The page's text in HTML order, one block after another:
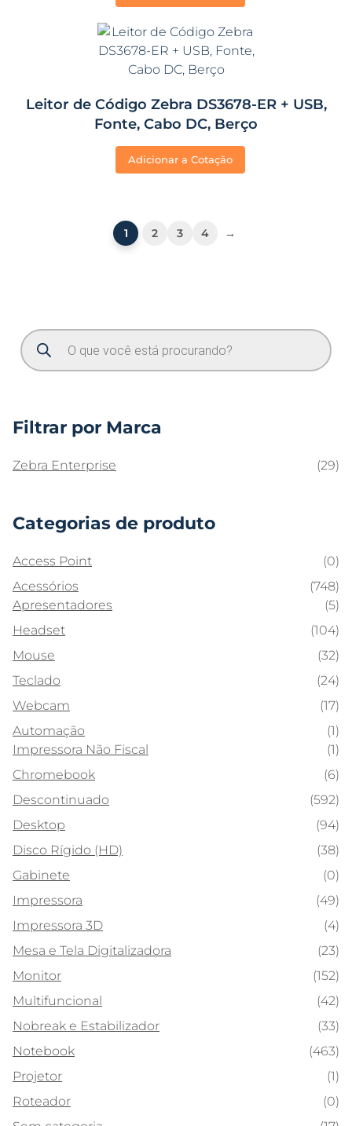
Leitor de Código Zebra DS3678-ER + USB,
Fonte, Cabo DC, Berço
Adicionar a Cotação
1 2 3 4 →
Filtrar por Marca
Zebra Enterprise (29)
Categorias de produto
Access Point
(0)
Acessórios
(748)
Apresentadores
(5)
Headset
(104)
Mouse
(32)
Teclado
(24)
Webcam
(17)
Automação
(1)
Impressora Não Fiscal
(1)
Chromebook
(6)
Descontinuado
(592)
Desktop
(94)
Disco Rígido (HD)
(38)
Gabinete
(0)
Impressora
(49)
Impressora 3D
(4)
Mesa e Tela Digitalizadora
(23)
Monitor
(152)
Multifuncional
(42)
Nobreak e Estabilizador
(33)
Notebook
(463)
Projetor
(1)
Roteador
(0)